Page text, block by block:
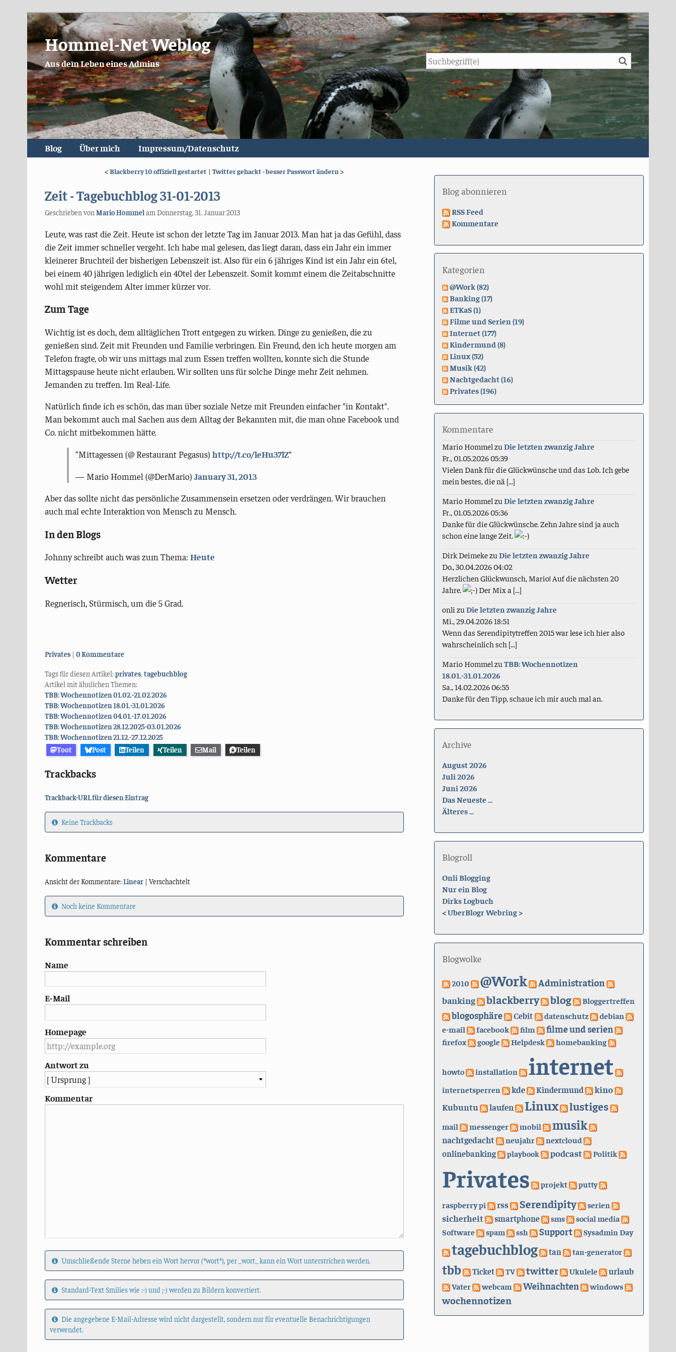
Hommel-Net Weblog
Aus dem Leben eines Admins Suche
Blog Über mich Impressum/Datenschutz
<Blackberry 10 offiziell gestartet | Twitter gehackt - besser Passwort ändern>
Zeit - Tagebuchblog 31-01-2013
Geschrieben von Mario Hommelam Donnerstag, 31. Januar 2013
Leute, was rast die Zeit. Heute ist schon der letzte Tag im Januar 2013. Man hat ja das Gefühl, dass
die Zeit immer schneller vergeht. Ich habe mal gelesen, das liegt daran, dass ein Jahr ein immer
kleinerer Bruchteil der bisherigen Lebenszeit ist. Also für ein 6 jähriges Kind ist ein Jahr ein 6tel,
bei einem 40 jährigen lediglich ein 40tel der Lebenszeit. Somit kommt einem die Zeitabschnitte
wohl mit steigendem Alter immer kürzer vor.
Zum Tage
Wichtig ist es doch, dem alltäglichen Trott entgegen zu wirken. Dinge zu genießen, die zu
genießen sind. Zeit mit Freunden und Familie verbringen. Ein Freund, den ich heute morgen am
Telefon fragte, ob wir uns mittags mal zum Essen treffen wollten, konnte sich die Stunde
Mittagspause heute nicht erlauben. Wir sollten uns für solche Dinge mehr Zeit nehmen.
Jemanden zu treffen. Im Real-Life.
Natürlich finde ich es schön, das man über soziale Netze mit Freunden einfacher "in Kontakt".
Man bekommt auch mal Sachen aus dem Alltag der Bekannten mit, die man ohne Facebook und
Co. nicht mitbekommen hätte.
Mittagessen (@ Restaurant Pegasus)http://t.co/leHu37lZ
— Mario Hommel (@DerMario)January 31, 2013
Aber das sollte nicht das persönliche Zusammensein ersetzen oder verdrängen. Wir brauchen
auch mal echte Interaktion von Mensch zu Mensch.
In den Blogs
Johnny schreibt auch was zum Thema: Heute
Wetter
Regnerisch, Stürmisch, um die 5 Grad.
Kategorien:
Privates 0 Kommentare
Tags für diesen Artikel:privates, tagebuchblog
Artikel mit ähnlichen Themen:
TBB: Wochennotizen 01.02.-21.02.2026
TBB: Wochennotizen 18.01.-31.01.2026
TBB: Wochennotizen 04.01.-17.01.2026
TBB: Wochennotizen 28.12.2025-03.01.2026
TBB: Wochennotizen 21.12.-27.12.2025
Toot
Post Teilen Teilen Mail Teilen
Trackbacks
Trackback-URL für diesen Eintrag
Keine Trackbacks
Kommentare
Ansicht der Kommentare:Linear| Verschachtelt
Noch keine Kommentare
Kommentar schreiben
Name
E-Mail
Homepage
Antwort zu
Kommentar
Umschließende Sterne heben ein Wort hervor (*wort*), per _wort_ kann ein Wort unterstrichen werden.
Standard-Text Smilies wie :-) und ;-) werden zu Bildern konvertiert.
Die angegebene E-Mail-Adresse wird nicht dargestellt, sondern nur für eventuelle Benachrichtigungen
verwendet.
Blog abonnieren
RSS Feed
Kommentare
Kategorien
@Work (82)
Banking (17)
ETKaS (1)
Filme und Serien (19)
Internet (177)
Kindermund (8)
Linux (52)
Musik (42)
Nachtgedacht (16)
Privates (196)
Kommentare
Mario Hommel zuDie letzten zwanzig Jahre
Fr., 01.05.2026 05:39
Vielen Dank für die Glückwünsche und das Lob. Ich gebe
mein bestes, die nä [...]
Mario Hommel zuDie letzten zwanzig Jahre
Fr., 01.05.2026 05:36
Danke für die Glückwünsche. Zehn Jahre sind ja auch
schon eine lange Zeit.
Dirk DeimekezuDie letzten zwanzig Jahre
Do., 30.04.2026 04:02
Herzlichen Glückwunsch, Mario! Auf die nächsten 20
Jahre.
Der Mix a [...]
onli zuDie letzten zwanzig Jahre
Mi., 29.04.2026 18:51
Wenn das Serendipitytreffen 2015 war lese ich hier also
wahrscheinlich sch [...]
Mario Hommel zuTBB: Wochennotizen
18.01.-31.01.2026
Sa., 14.02.2026 06:55
Danke für den Tipp, schaue ich mir auch mal an.
Archive
August 2026
Juli 2026
Juni 2026
Das Neueste ...
Älteres ...
Blogroll
Onli Blogging
Nur ein Blog
Dirks Logbuch
<UberBlogr Webring>
Blogwolke
2010 @Work Administration
banking blackberry blog Bloggertreffen
blogosphäre Cebit datenschutz
debian
e-mail
facebook film filme und serien
firefox google Helpdesk homebanking
howto installation internet
internetsperren kde Kindermund
kino
Kubuntu
laufen Linux lustiges
mail messenger mobil musik
nachtgedacht neujahr nextcloud
onlinebanking playbook podcast Politik
Privates projekt putty
raspberry pi rss Serendipity serien
sicherheit smartphone sms
social media
Software
spam ssh Support Sysadmin Day
tagebuchblog tan tan-generator
tbb Ticket TV twitter Ukulele urlaub
Vater webcam Weihnachten windows
wochennotizen